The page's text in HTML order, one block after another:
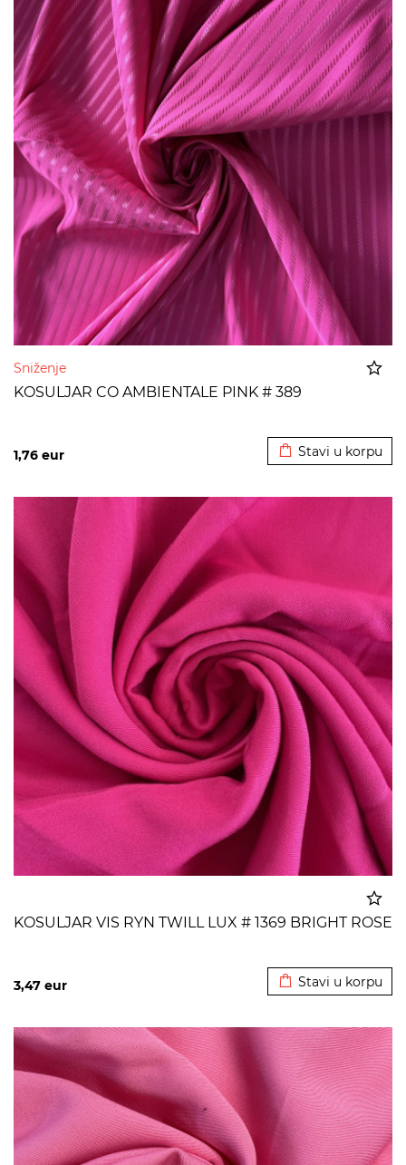
Sniženje
KOSULJAR CO AMBIENTALE PINK # 389
1,76 eur Stavi u korpu
KOSULJAR VIS RYN TWILL LUX # 1369 BRIGHT ROSE
3,47 eur Stavi u korpu